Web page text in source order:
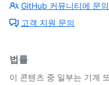
GitHub 커뮤니티에 문의
고객 지원 문의
법률
이 콘텐츠 중 일부는 기계